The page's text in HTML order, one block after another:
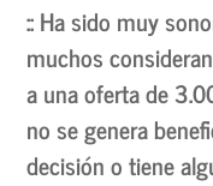
:: Ha sido muy
muchos
a una oferta de
no se genera
decisión o tiene